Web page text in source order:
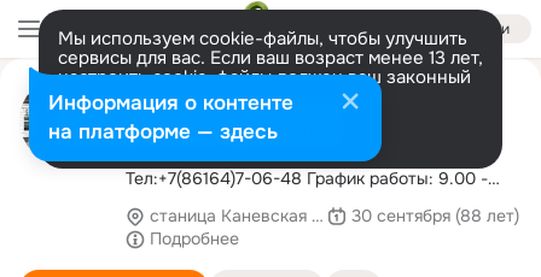
Войти
Мы используем cookie-файлы, чтобы улучшить
сервисы для вас. Если ваш возраст менее 13 лет,
настроить cookie-файлы должен ваш законный
представитель. Больше информации
Разрешить все Настроить
Межпоселенческая Каневская
библиотека
Тел:+7(86164)7-06-48 График работы: 9.00 -
Выходной: понедельник
станица Каневская (Каневский район)
30 сентября (88 лет)
Подробнее
Информация о контенте
на платформе — здесь